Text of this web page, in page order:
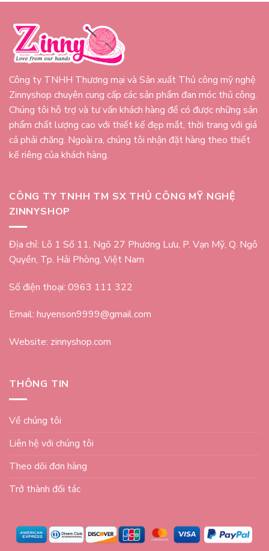
Công ty TNHH Thương mại và Sản xuất Thủ công mỹ nghệ
Zinnyshop chuyên cung cấp các sản phẩm đan móc thủ công.
Chúng tôi hỗ trợ và tư vấn khách hàng để có được những sản
phẩm chất lượng cao với thiết kế đẹp mắt, thời trang với giá
cả phải chăng. Ngoài ra, chúng tôi nhận đặt hàng theo thiết
kế riêng của khách hàng.
CÔNG TY TNHH TM SX THỦ CÔNG MỸ NGHỆ
ZINNYSHOP
Địa chỉ: Lô 1 Số 11, Ngõ 27 Phương Lưu, P. Vạn Mỹ, Q. Ngô
Quyền, Tp. Hải Phòng, Việt Nam
Số điện thoại: 0963 111 322
Email: huyenson9999@gmail.com
Website: zinnyshop.com
THÔNG TIN
Về chúng tôi
Liên hệ với chúng tôi
Theo dõi đơn hàng
Trở thành đối tác